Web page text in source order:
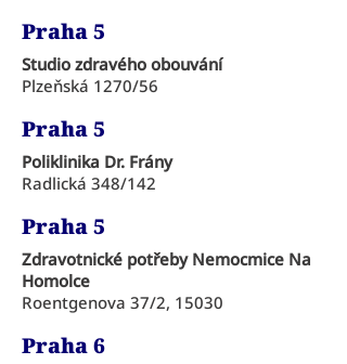
Praha 5
Studio zdravého obouvání
Plzeňská 1270/56
Praha 5
Poliklinika Dr. Frány
Radlická 348/142
Praha 5
Zdravotnické potřeby Nemocmice Na
Homolce
Roentgenova 37/2, 15030
Praha 6